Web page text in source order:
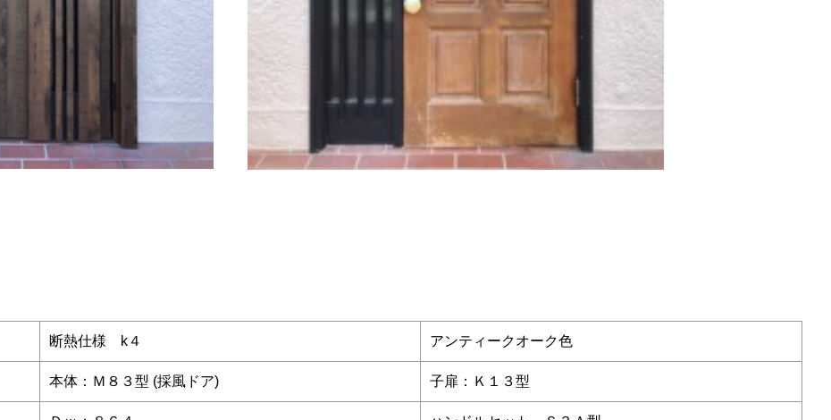
断熱仕様 k４ アンティークオーク色
本体：Ｍ８３型 (採風ドア) 子扉：Ｋ１３型